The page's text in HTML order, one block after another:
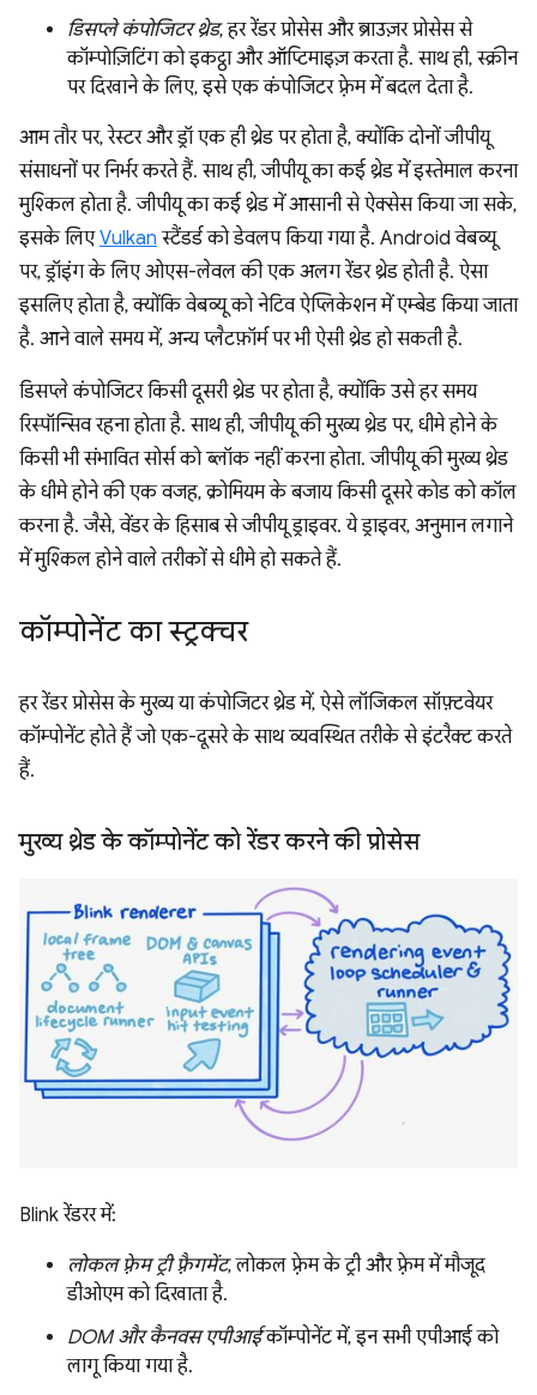
डिसप्ले कंपोजिटर थ्रेड, हर रेंडर प्रोसेस और ब्राउज़र प्रोसेस से
कॉम्पोज़िटिंग को इकट्ठा और ऑप्टिमाइज़ करता है. साथ ही, स्क्रीन
पर दिखाने के लिए, इसे एक कंपोजिटर फ़्रेम में बदल देता है.
आम तौर पर, रेस्टर और ड्रॉ एक ही थ्रेड पर होता है, क्योंकि दोनों जीपीयू
संसाधनों पर निर्भर करते हैं. साथ ही, जीपीयू का कई थ्रेड में इस्तेमाल करना
मुश्किल होता है. जीपीयू का कई थ्रेड में आसानी से ऐक्सेस किया जा सके,
इसके लिएVulkan स्टैंडर्ड को डेवलप किया गया है. Android वेबव्यू
पर, ड्रॉइंग के लिए ओएस-लेवल की एक अलग रेंडर थ्रेड होती है. ऐसा
इसलिए होता है, क्योंकि वेबव्यू को नेटिव ऐप्लिकेशन में एम्बेड किया जाता
है. आने वाले समय में, अन्य प्लैटफ़ॉर्म पर भी ऐसी थ्रेड हो सकती है.
डिसप्ले कंपोजिटर किसी दूसरी थ्रेड पर होता है, क्योंकि उसे हर समय
रिस्पॉन्सिव रहना होता है. साथ ही, जीपीयू की मुख्य थ्रेड पर, धीमे होने के
किसी भी संभावित सोर्स को ब्लॉक नहीं करना होता. जीपीयू की मुख्य थ्रेड
के धीमे होने की एक वजह, क्रोमियम के बजाय किसी दूसरे कोड को कॉल
करना है. जैसे, वेंडर के हिसाब से जीपीयू ड्राइवर. ये ड्राइवर, अनुमान लगाने
में मुश्किल होने वाले तरीकों से धीमे हो सकते हैं.
कॉम्पोनेंट का स्ट्रक्चर
हर रेंडर प्रोसेस के मुख्य या कंपोजिटर थ्रेड में, ऐसे लॉजिकल सॉफ़्टवेयर
कॉम्पोनेंट होते हैं जो एक-दूसरे के साथ व्यवस्थित तरीके से इंटरैक्ट करते
हैं.
मुख्य थ्रेड के कॉम्पोनेंट को रेंडर करने की प्रोसेस
Blink रेंडरर में:
लोकल फ़्रेम ट्री फ़्रैगमेंट, लोकल फ़्रेम के ट्री और फ़्रेम में मौजूद
डीओएम को दिखाता है.
DOM और कैनवस एपीआईकॉम्पोनेंट में, इन सभी एपीआई को
लागू किया गया है.